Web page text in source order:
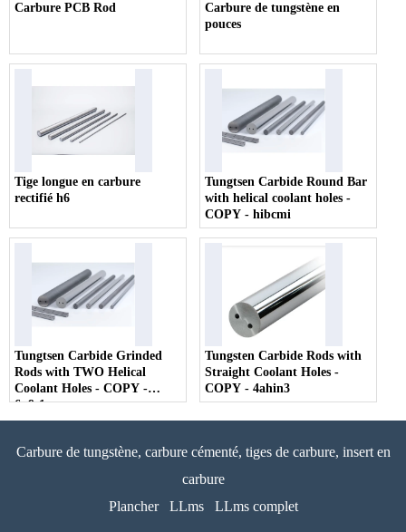
Carbure PCB Rod
Carbure de tungstène en
pouces
Tige longue en carbure
rectifié h6
Tungtsen Carbide Round Bar
with helical coolant holes -
COPY - hibcmi
Tungtsen Carbide Grinded
Rods with TWO Helical
Coolant Holes - COPY -
6n9t1r
Tungsten Carbide Rods with
Straight Coolant Holes -
COPY - 4ahin3
Carbure de tungstène, carbure cémenté, tiges de carbure, insert en
carbure
Plancher
LLms LLms complet